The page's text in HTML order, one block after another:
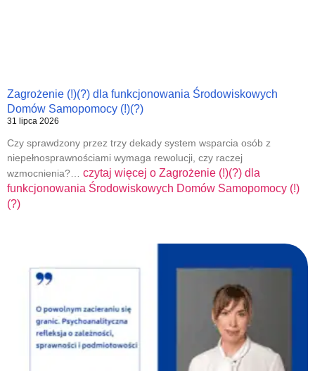
Zagrożenie (!)(?) dla funkcjonowania Środowiskowych
Domów Samopomocy (!)(?)
31 lipca 2026
Czy sprawdzony przez trzy dekady system wsparcia osób z
niepełnosprawnościami wymaga rewolucji, czy raczej
wzmocnienia?… czytaj więcej o Zagrożenie (!)(?) dla
funkcjonowania Środowiskowych Domów Samopomocy (!)
(?)